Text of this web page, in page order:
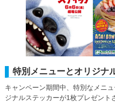
特別メニューとオリジナ
キャンペーン期間中、特別なメニ
ジナルステッカーが1枚プレゼント